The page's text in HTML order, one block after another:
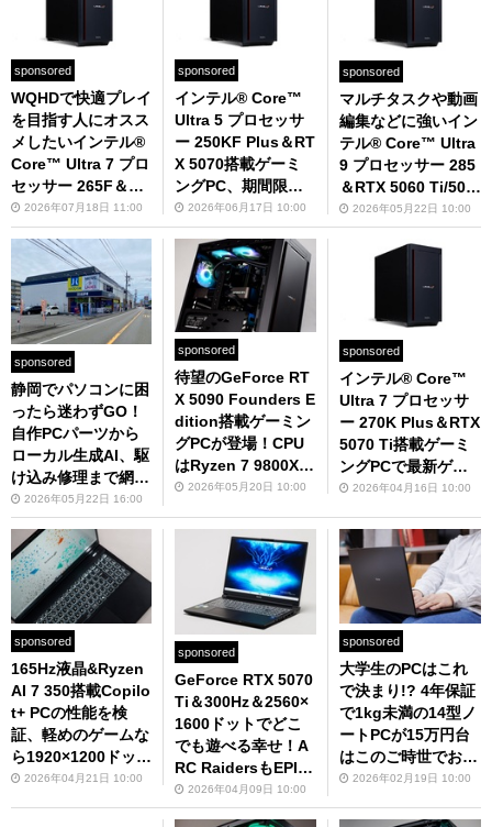
sponsored
WQHDで快適プレイ
を目指す人にオスス
メしたいインテル®
Core™ Ultra 7 プロ
セッサー 265F＆RT
X 5070/5070 Ti搭載
ゲーミングPC
2026年07月18日 11:00
sponsored
インテル® Core™
Ultra 5 プロセッサ
ー 250KF Plus＆RT
X 5070搭載ゲーミ
ングPC、期間限定
で電源ユニットを85
0Wに無償アップグ
レード
2026年06月17日 10:00
sponsored
マルチタスクや動画
編集などに強いイン
テル® Core™ Ultra
9 プロセッサー 285
＆RTX 5060 Ti/507
0 Ti搭載ゲーミング
PC
2026年05月22日 10:00
sponsored
静岡でパソコンに困
ったら迷わずGO！
自作PCパーツから
ローカル生成AI、駆
け込み修理まで網羅
するパソコン工房
静岡店の魅力
2026年05月22日 16:00
sponsored
待望のGeForce RT
X 5090 Founders E
dition搭載ゲーミン
グPCが登場！CPU
はRyzen 7 9800X3
Dでミニタワーでも
AIでも強い！
2026年05月20日 10:00
sponsored
インテル® Core™
Ultra 7 プロセッサ
ー 270K Plus＆RTX
5070 Ti搭載ゲーミ
ングPCで最新ゲー
ムを高解像度かつ高
2026年04月16日 10:00
sponsored
165Hz液晶&Ryzen
AI 7 350搭載Copilo
t+ PCの性能を検
証、軽めのゲームな
ら1920×1200ドット
で平均100fps超
2026年04月21日 10:00
sponsored
GeForce RTX 5070
Ti＆300Hz＆2560×
1600ドットでどこ
でも遊べる幸せ！A
RC RaidersもEPIC
画質で200fps超え
のゲーミングPC
2026年04月09日 10:00
sponsored
大学生のPCはこれ
で決まり!? 4年保証
で1kg未満の14型ノ
ートPCが15万円台
はこのご時世でお手
頃すぎる
2026年02月19日 10:00